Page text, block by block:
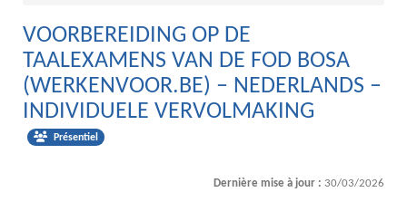
VOORBEREIDING OP DE
TAALEXAMENS VAN DE FOD BOSA
(WERKENVOOR.BE) – NEDERLANDS –
INDIVIDUELE VERVOLMAKING
Présentiel
Dernière mise à jour : 30/03/2026